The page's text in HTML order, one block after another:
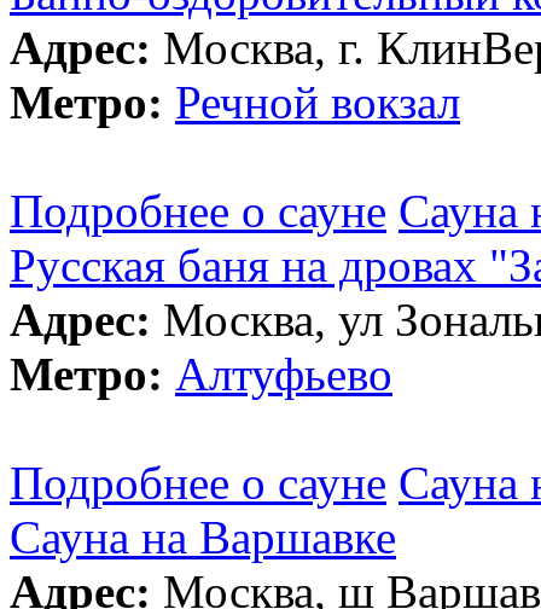
Адрес: Москва, г.
Метро: Речной вокзал
Подробнее о сауне Сауна
Русская баня на дровах
Адрес: Москва, ул
Метро: Алтуфьево
Подробнее о сауне Сауна
Сауна на Варшавке
Адрес: Москва, ш